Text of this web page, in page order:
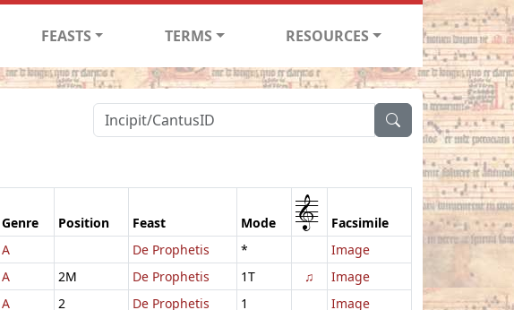
FEASTS TERMS RESOURCES
Genre Position Feast Mode 1
Facsimile
A De Prophetis *
Image
A 2M De Prophetis 1T ♫
Image
A 2 De Prophetis 1
Image